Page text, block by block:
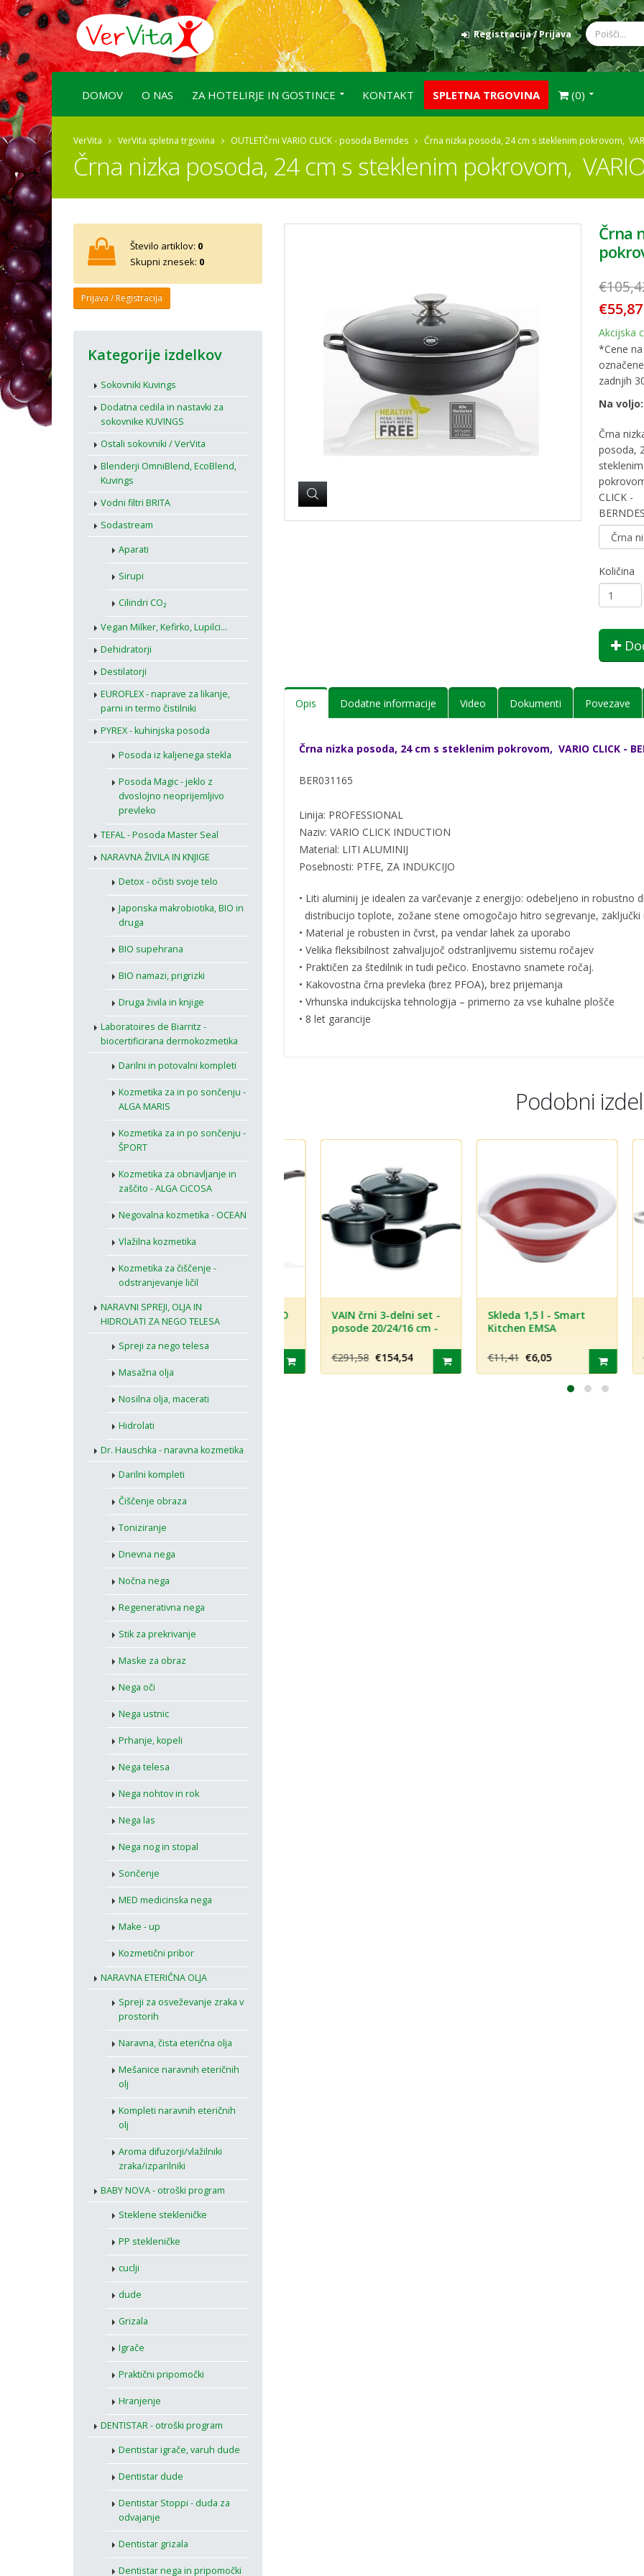
Registracija / Prijava
DOMOV O NAS ZA HOTELIRJE IN GOSTINCE KONTAKT SPLETNA TRGOVINA (0)
VerVita VerVita spletna trgovina OUTLETČrni VARIO CLICK - posoda Berndes Črna nizka posoda, 24 cm s steklenim pokrovom,
Črna nizka posoda, 24 cm s steklenim pokrovom, VARIO
Število artiklov: 0
Skupni znesek: 0
Prijava / Registracija
Kategorije izdelkov
Sokovniki Kuvings
Dodatna cedila in nastavki za
sokovnike KUVINGS
Ostali sokovniki / VerVita
Blenderji OmniBlend, EcoBlend,
Kuvings
Vodni filtri BRITA
Sodastream
Aparati
Sirupi
Cilindri CO₂
Vegan Milker, Kefirko, Lupilci...
Dehidratorji
Destilatorji
EUROFLEX - naprave za likanje,
parni in termo čistilniki
PYREX - kuhinjska posoda
Posoda iz kaljenega stekla
Posoda Magic - jeklo z
dvoslojno neoprijemljivo
prevleko
TEFAL - Posoda Master Seal
NARAVNA ŽIVILA IN KNJIGE
Detox - očisti svoje telo
Japonska makrobiotika, BIO in
druga
BIO supehrana
BIO namazi, prigrizki
Druga živila in knjige
Laboratoires de Biarritz -
biocertificirana dermokozmetika
Darilni in potovalni kompleti
Kozmetika za in po sončenju -
ALGA MARIS
Kozmetika za in po sončenju -
ŠPORT
Kozmetika za obnavljanje in
zaščito - ALGA CiCOSA
Negovalna kozmetika - OCEAN
Vlažilna kozmetika
Kozmetika za čiščenje -
odstranjevanje ličil
NARAVNI SPREJI, OLJA IN
HIDROLATI ZA NEGO TELESA
Spreji za nego telesa
Masažna olja
Nosilna olja, macerati
Hidrolati
Dr. Hauschka - naravna kozmetika
Darilni kompleti
Čiščenje obraza
Toniziranje
Dnevna nega
Nočna nega
Regenerativna nega
Stik za prekrivanje
Maske za obraz
Nega oči
Nega ustnic
Prhanje, kopeli
Nega telesa
Nega nohtov in rok
Nega las
Nega nog in stopal
Sončenje
MED medicinska nega
Make - up
Kozmetični pribor
NARAVNA ETERIČNA OLJA
Spreji za osveževanje zraka v
prostorih
Naravna, čista eterična olja
Mešanice naravnih eteričnih
olj
Kompleti naravnih eteričnih
olj
Aroma difuzorji/vlažilniki
zraka/izparilniki
BABY NOVA - otroški program
Steklene stekleničke
PP stekleničke
cuclji
dude
Grizala
Igrače
Praktični pripomočki
Hranjenje
DENTISTAR - otroški program
Dentistar igrače, varuh dude
Dentistar dude
Dentistar Stoppi - duda za
odvajanje
Dentistar grizala
Dentistar nega in pripomočki
Črna
€55,87
Akcijska
*Cene
zadnjih
Na voljo:
Črna
posoda,
steklenim
CLICK -
Količina
Opis Dodatne informacije Video Dokumenti Povezave
Črna nizka posoda, 24 cm s steklenim pokrovom, VARIO CLICK -
BER031165
Linija: PROFESSIONAL
Naziv: VARIO CLICK INDUCTION
Material: LITI ALUMINIJ
Posebnosti: PTFE, ZA INDUKCIJO
• Liti aluminij je idealen za varčevanje z energijo: odebeljeno in
distribucijo toplote, zožane stene omogočajo hitro segrevanje,
• Material je robusten in čvrst, pa vendar lahek za uporabo
• Velika fleksibilnost zahvaljujoč odstranljivemu sistemu ročajev
• Praktičen za štedilnik in tudi pečico. Enostavno snamete ročaj.
• Kakovostna črna prevleka (brez PFOA), brez prijemanja
• Vrhunska indukcijska tehnologija – primerno za vse kuhalne plošče
• 8 let garancije
Podobni
posoda Balance,
Črna ponev 024, VARIO
- CLICK - BERNDES
€89,95 €47,67
VAIN črni 3-delni set -
posode 20/24/16 cm -
€291,58 €154,54
Skleda 1,5 l - Smart
Kitchen EMSA
€11,41 €6,05 €114,95